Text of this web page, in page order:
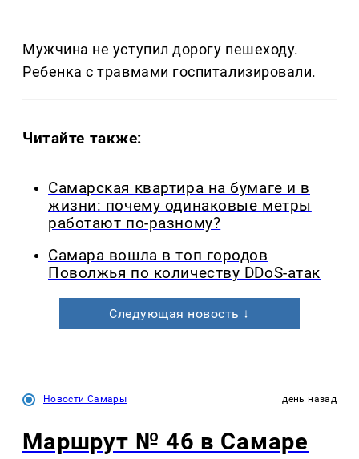
Мужчина не уступил дорогу пешеходу.
Ребенка с травмами госпитализировали.
Читайте также:
Самарская квартира на бумаге и в
жизни: почему одинаковые метры
работают по-разному?
Самара вошла в топ городов
Поволжья по количеству DDoS-атак
Следующая новость ↓
Новости Самары день назад
Маршрут № 46 в Самаре